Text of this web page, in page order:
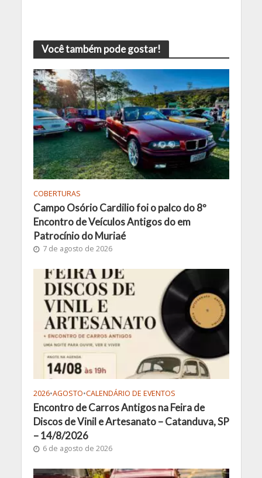
Você também pode gostar!
COBERTURAS
Campo Osório Cardilio foi o palco do 8º
Encontro de Veículos Antigos do em
Patrocínio do Muriaé
7 de agosto de 2026
2026•AGOSTO•CALENDÁRIO DE EVENTOS
Encontro de Carros Antigos na Feira de
Discos de Vinil e Artesanato – Catanduva, SP
– 14/8/2026
6 de agosto de 2026